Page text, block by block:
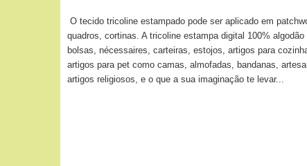
O tecido tricoline estampado pode ser aplicado em
quadros, cortinas. A tricoline estampa digital 100%
bolsas, nécessaires, carteiras, estojos, artigos para
artigos para pet como camas, almofadas, bandanas,
artigos religiosos, e o que a sua imaginação te levar...